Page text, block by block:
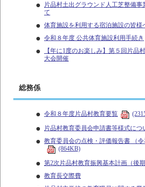
片品村土出グラウンド人工芝整備事
て
体育施設を利用する宿泊施設の皆様
令和８年度 公共体育施設利用手続き
【年に1度のお楽しみ】第５回片品
大会開催
総務係
令和８年度片品村教育要覧
片品村教育委員会申請書等様式につ
教育委員会の点検・評価報告書 （令
(864KB)
第2次片品村教育振興基本計画（後期
教育長交際費